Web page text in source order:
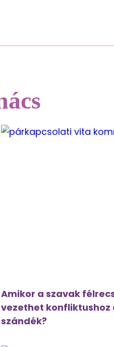
Amikor a szavak
vezethet konfliktushoz
szándék?